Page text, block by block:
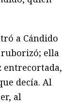
a Cándido
ruborizó; ella
entrecortada,
decía. Al
al